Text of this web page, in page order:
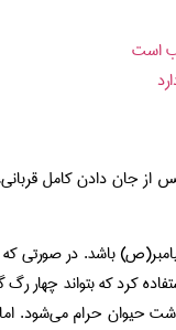
است
از جان دادن کامل
باشد. در صورتی
کرد که بتواند چهار
گوشت حیوان حرام مى‌شود.